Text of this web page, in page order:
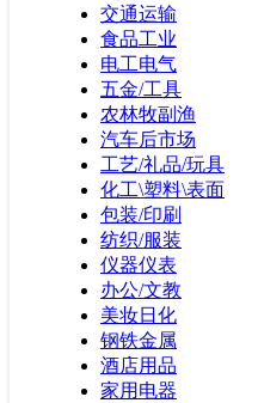
交通运输
食品工业
电工电气
五金/工具
农林牧副渔
汽车后市场
工艺/礼品/玩具
化工\塑料\表面
包装/印刷
纺织/服装
仪器仪表
办公/文教
美妆日化
钢铁金属
酒店用品
家用电器